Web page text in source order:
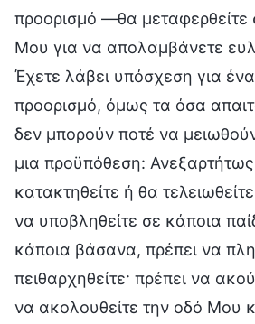
προορισμό —θα μεταφερθείτε
Μου για να απολαμβάνετε
Έχετε λάβει υπόσχεση για
προορισμό, όμως τα όσα
δεν μπορούν ποτέ να
μια προϋπόθεση:
κατακτηθείτε ή θα
να υποβληθείτε σε κάποια
κάποια βάσανα, πρέπει να
πειθαρχηθείτε· πρέπει να
να ακολουθείτε την οδό Μου